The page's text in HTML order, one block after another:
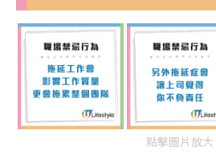
點擊圖片放大